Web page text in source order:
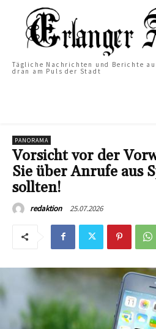
Tägliche Nachrichten und Berichte
dran am Puls der Stadt
PANORAMA
Vorsicht vor der
Sie über Anrufe aus
sollten!
redaktion 25.07.2026